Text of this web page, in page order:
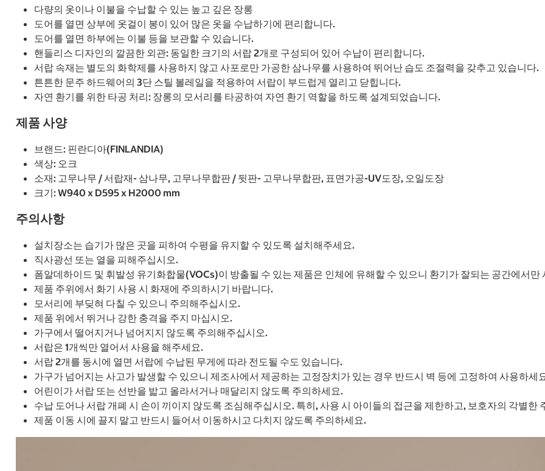
다량의 옷이나 이불을 수납할 수 있는 높고 깊은 장롱
도어를 열면 상부에 옷걸이 봉이 있어 많은 옷을 수납하기에 편리합니다.
도어를 열면 하부에는 이불 등을 보관할 수 있습니다.
핸들리스 디자인의 깔끔한 외관: 동일한 크기의 서랍 2개로 구성되어 있어 수납이 편리합니다.
서랍 속재는 별도의 화학제를 사용하지 않고 사포로만 가공한 삼나무를 사용하여 뛰어난 습도 조절력을 갖추고 있습니다.
튼튼한 문주 하드웨어의 3단 스틸 볼레일을 적용하여 서랍이 부드럽게 열리고 닫힙니다.
자연 환기를 위한 타공 처리: 장롱의 모서리를 타공하여 자연 환기 역할을 하도록 설계되었습니다.
제품 사양
브랜드: 핀란디아(FINLANDIA)
색상: 오크
소재: 고무나무 / 서랍재- 삼나무, 고무나무합판 / 뒷판- 고무나무합판, 표면가공-UV도장, 오일도장
크기: W940 x D595 x H2000 mm
주의사항
설치장소는 습기가 많은 곳을 피하여 수평을 유지할 수 있도록 설치해주세요.
직사광선 또는 열을 피해주십시오.
폼알데하이드 및 휘발성 유기화합물(VOCs)이 방출될 수 있는 제품은 인체에 유해할 수 있으니 환기가 잘되는 공간에서만
제품 주위에서 화기 사용 시 화재에 주의하시기 바랍니다.
모서리에 부딪혀 다칠 수 있으니 주의해주십시오.
제품 위에서 뛰거나 강한 충격을 주지 마십시오.
가구에서 떨어지거나 넘어지지 않도록 주의해주십시오.
서랍은 1개씩만 열어서 사용을 해주세요.
서랍 2개를 동시에 열면 서랍에 수납된 무게에 따라 전도될 수도 있습니다.
가구가 넘어지는 사고가 발생할 수 있으니 제조사에서 제공하는 고정장치가 있는 경우 반드시 벽 등에 고정하여 사용하세
어린이가 서랍 또는 선반을 밟고 올라서거나 매달리지 않도록 주의하세요.
수납 도어나 서랍 개폐 시 손이 끼이지 않도록 조심해주십시오. 특히, 사용 시 아이들의 접근을 제한하고, 보호자의 각별한
제품 이동 시에 끌지 말고 반드시 들어서 이동하시고 다치지 않도록 주의하세요.